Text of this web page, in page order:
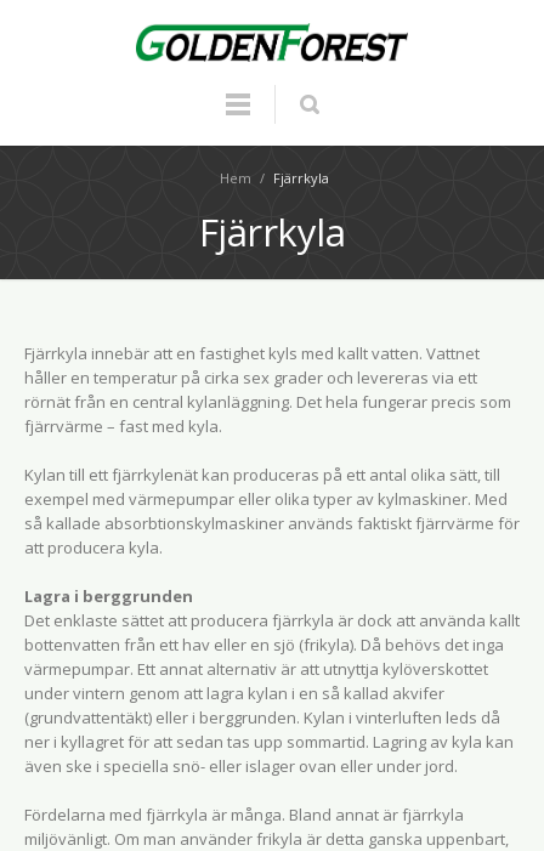
Hem / Fjärrkyla
Fjärrkyla
Fjärrkyla innebär att en fastighet kyls med kallt vatten. Vattnet
håller en temperatur på cirka sex grader och levereras via ett
rörnät från en central kylanläggning. Det hela fungerar precis som
fjärrvärme – fast med kyla.
Kylan till ett fjärrkylenät kan produceras på ett antal olika sätt, till
exempel med värmepumpar eller olika typer av kylmaskiner. Med
så kallade absorbtionskylmaskiner används faktiskt fjärrvärme för
att producera kyla.
Lagra i berggrunden
Det enklaste sättet att producera fjärrkyla är dock att använda kallt
bottenvatten från ett hav eller en sjö (frikyla). Då behövs det inga
värmepumpar. Ett annat alternativ är att utnyttja kylöverskottet
under vintern genom att lagra kylan i en så kallad akvifer
(grundvattentäkt) eller i berggrunden. Kylan i vinterluften leds då
ner i kyllagret för att sedan tas upp sommartid. Lagring av kyla kan
även ske i speciella snö- eller islager ovan eller under jord.
Fördelarna med fjärrkyla är många. Bland annat är fjärrkyla
miljövänligt. Om man använder frikyla är detta ganska uppenbart,